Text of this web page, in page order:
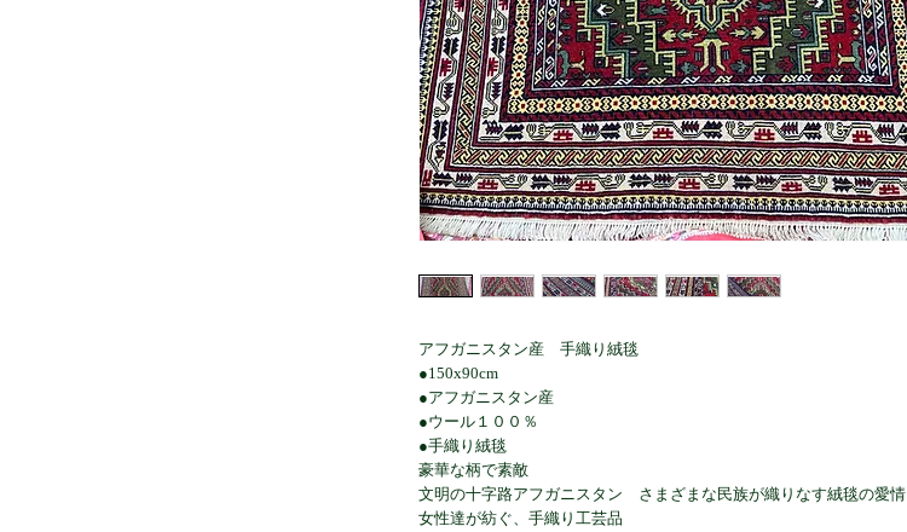
アフガニスタン産 手織り絨毯
●150x90cm
●アフガニスタン産
●ウール１００％
●手織り絨毯
豪華な柄で素敵
文明の十字路アフガニスタン さまざまな民族が織りなす絨毯の愛情
女性達が紡ぐ、手織り工芸品